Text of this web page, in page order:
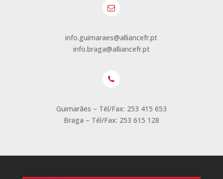
info.guimaraes@alliancefr.pt
info.braga@alliancefr.pt
Guimarães – Tél/Fax: 253 415 653
Braga – Tél/Fax: 253 615 128